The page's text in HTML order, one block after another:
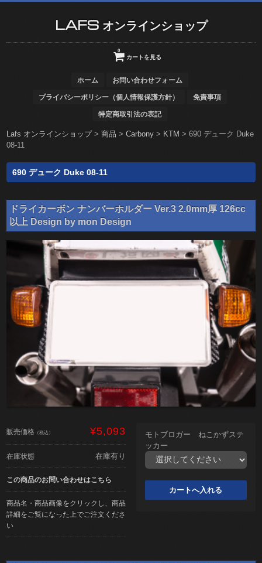
LAFS オンラインショップ
カートを見る
0
ホーム お問い合わせフォーム
プライバシーポリシー（個人情報保護方針） 免責事項
特定商取引法の表記
Lafs オンラインショップ>商品 >Carbony > KTM >690 デューク Duke
08-11
690 デューク Duke 08-11
ドライカーボン ナンバーホルダー Ver.3 2.0mm厚 126cc
以上 Design by mon Design
販売価格 （税込） ¥5,093
在庫状態 在庫有り
この商品のお問い合わせはこちら
商品名・商品画像をクリックし、商品
詳細をご覧になった上でご注文くださ
い
モトブロガー ねこかずステ
ッカー